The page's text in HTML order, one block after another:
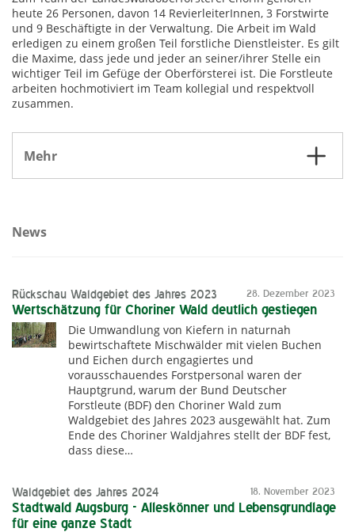
heute 26 Personen, davon 14 RevierleiterInnen, 3 Forstwirte
und 9 Beschäftigte in der Verwaltung. Die Arbeit im Wald
erledigen zu einem großen Teil forstliche Dienstleister. Es gilt
die Maxime, dass jede und jeder an seiner/ihrer Stelle ein
wichtiger Teil im Gefüge der Oberförsterei ist. Die Forstleute
arbeiten hochmotiviert im Team kollegial und respektvoll
zusammen.
Mehr
News
28. Dezember 2023
Rückschau Waldgebiet des Jahres 2023
Wertschätzung für Choriner Wald deutlich gestiegen
Die Umwandlung von Kiefern in naturnah
bewirtschaftete Mischwälder mit vielen Buchen
und Eichen durch engagiertes und
vorausschauendes Forstpersonal waren der
Hauptgrund, warum der Bund Deutscher
Forstleute (BDF) den Choriner Wald zum
Waldgebiet des Jahres 2023 ausgewählt hat. Zum
Ende des Choriner Waldjahres stellt der BDF fest,
dass diese…
18. November 2023
Waldgebiet des Jahres 2024
Stadtwald Augsburg - Alleskönner und Lebensgrundlage
für eine ganze Stadt